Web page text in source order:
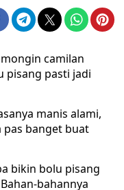
camilan
pisang pasti jadi
manis alami,
banget buat
bikin bolu pisang
bahannya